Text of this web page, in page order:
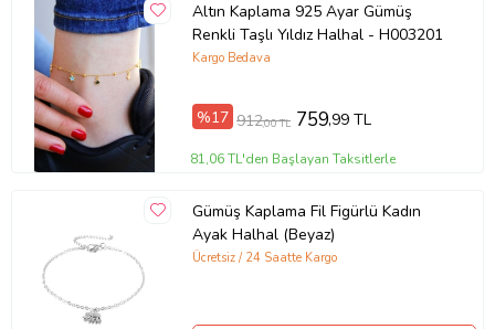
Altın Kaplama 925 Ayar Gümüş
Renkli Taşlı Yıldız Halhal - H003201
Kargo Bedava
%17 912,00 TL 759,99 TL
81,06 TL'den Başlayan Taksitlerle
Gümüş Kaplama Fil Figürlü Kadın
Ayak Halhal (Beyaz)
Ücretsiz / 24 Saatte Kargo